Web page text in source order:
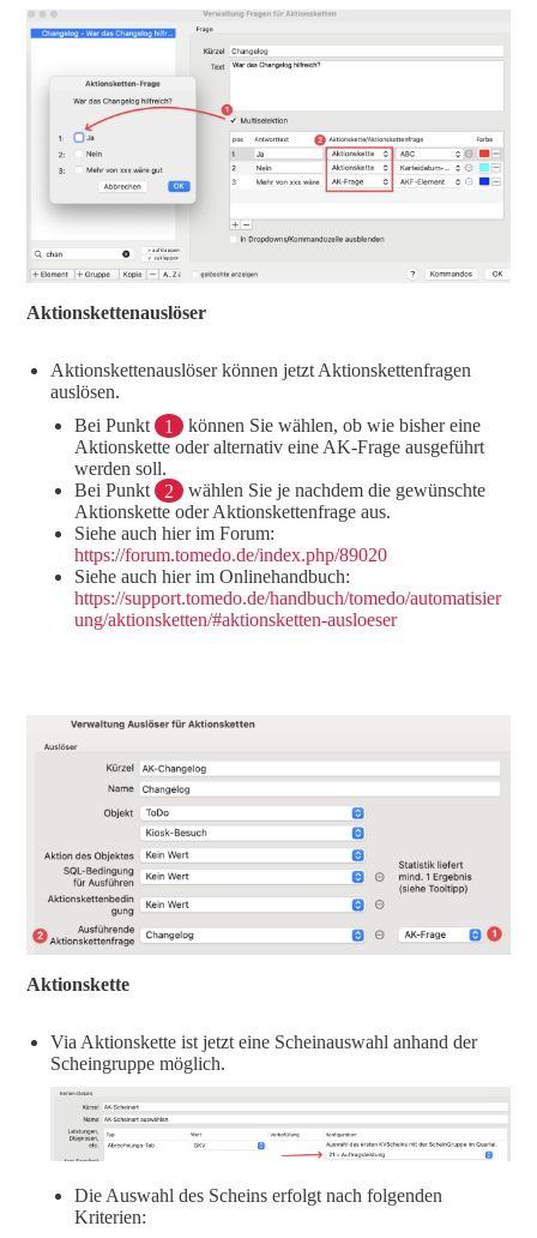
Aktionskettenauslöser
Aktionskettenauslöser können jetzt Aktionskettenfragen
auslösen.
Bei Punkt
1
können Sie wählen, ob wie bisher eine
Aktionskette oder alternativ eine AK-Frage ausgeführt
werden soll.
Bei Punkt
2
wählen Sie je nachdem die gewünschte
Aktionskette oder Aktionskettenfrage aus.
Siehe auch hier im Forum:
https://forum.tomedo.de/index.php/89020
Siehe auch hier im Onlinehandbuch:
https://support.tomedo.de/handbuch/tomedo/automatisier
ung/aktionsketten/#aktionsketten-ausloeser
Aktionskette
Via Aktionskette ist jetzt eine Scheinauswahl anhand der
Scheingruppe möglich.
Die Auswahl des Scheins erfolgt nach folgenden
Kriterien: